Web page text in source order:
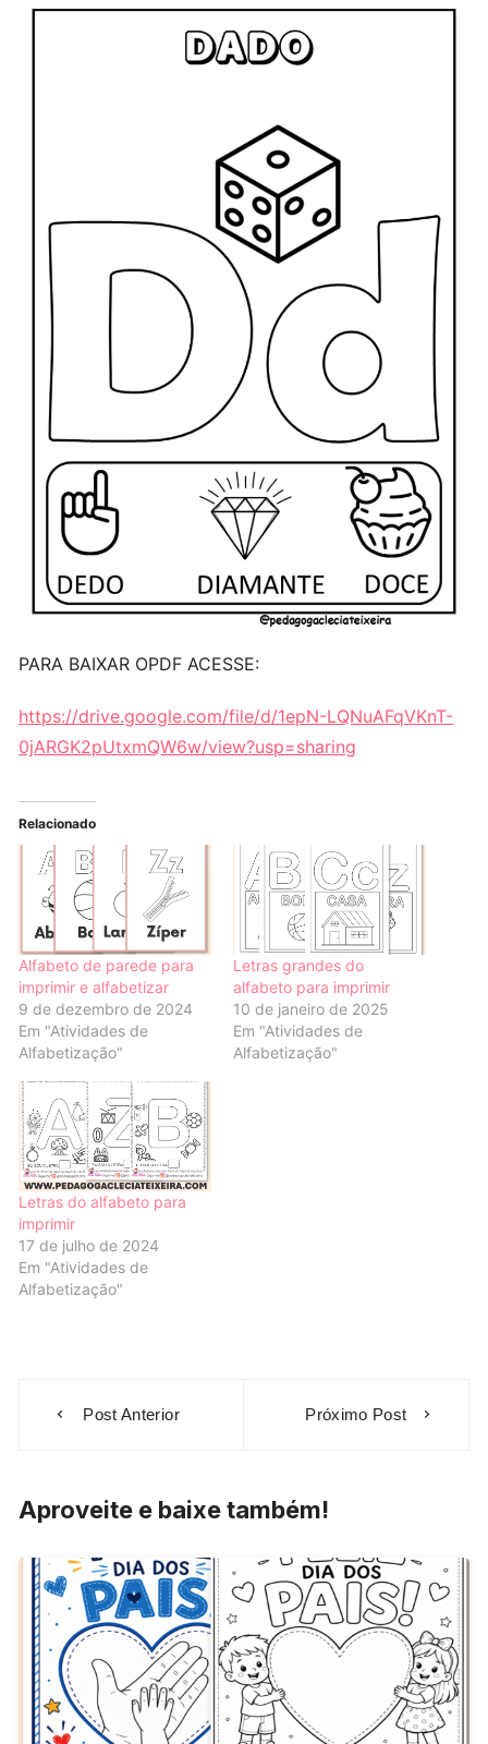
PARA BAIXAR OPDF ACESSE:
https://drive.google.com/file/d/1epN-LQNuAFqVKnT-
0jARGK2pUtxmQW6w/view?usp=sharing
Relacionado
Alfabeto de parede para
imprimir e alfabetizar
9 de dezembro de 2024
Em "Atividades de
Alfabetização"
Letras grandes do
alfabeto para imprimir
10 de janeiro de 2025
Em "Atividades de
Alfabetização"
Letras do alfabeto para
imprimir
17 de julho de 2024
Em "Atividades de
Alfabetização"
Post Anterior Próximo Post
Aproveite e baixe também!